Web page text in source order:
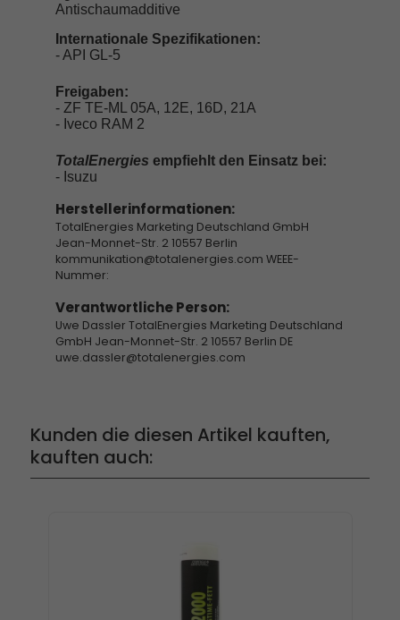
Antischaumadditive
Internationale Spezifikationen:
- API GL-5
Freigaben:
- ZF TE-ML 05A, 12E, 16D, 21A
- Iveco RAM 2
TotalEnergies empfiehlt den Einsatz bei:
- Isuzu
Herstellerinformationen:
TotalEnergies Marketing Deutschland GmbH
Jean-Monnet-Str. 2 10557 Berlin
kommunikation@totalenergies.com WEEE-
Nummer:
Verantwortliche Person:
Uwe Dassler TotalEnergies Marketing Deutschland
GmbH Jean-Monnet-Str. 2 10557 Berlin DE
uwe.dassler@totalenergies.com
Kunden die diesen Artikel kauften,
kauften auch: